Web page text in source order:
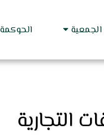
الحوكمة
التجارية